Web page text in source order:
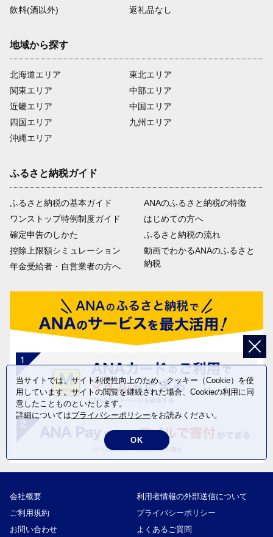
飲料(酒以外)
返礼品なし
地域から探す
北海道エリア
関東エリア
近畿エリア
四国エリア
沖縄エリア
東北エリア
中部エリア
中国エリア
九州エリア
ふるさと納税ガイド
ふるさと納税の基本ガイド
ワンストップ特例制度ガイド
確定申告のしかた
控除上限額シミュレーション
年金受給者・自営業者の方へ
ANAのふるさと納税の特徴
はじめての方へ
ふるさと納税の流れ
動画でわかるANAのふるさと
納税
会社概要
利用者情報の外部送信について
ご利用規約
プライバシーポリシー
お問い合わせ
よくあるご質問
当サイトでは、サイト利便性向上のため、クッキー（Cookie）を使
用しています。サイトの閲覧を継続された場合、Cookieの利用に同
意したことものといたします。
詳細についてはプライバシーポリシーをお読みください。
OK